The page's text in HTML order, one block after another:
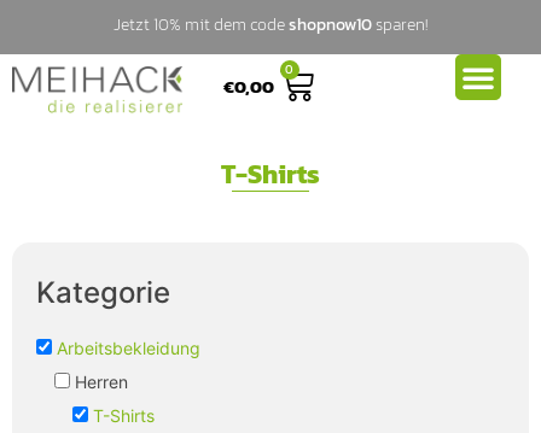
Jetzt 10% mit dem codeshopnow10sparen!
€0,00
0
T-Shirts
Kategorie
Arbeitsbekleidung
Herren
T-Shirts